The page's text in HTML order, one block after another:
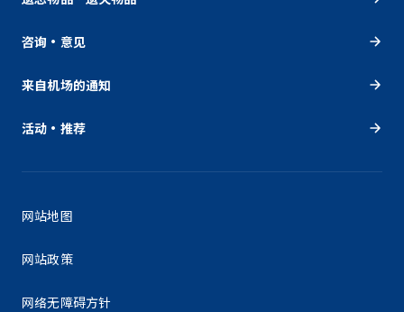
咨询・意见
来自机场的通知
活动・推荐
网站地图
网站政策
网络无障碍方针